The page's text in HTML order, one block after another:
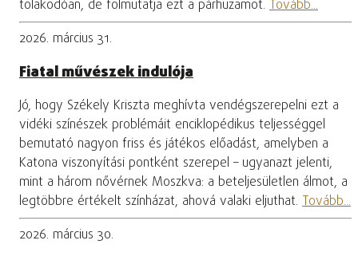
tolakodóan, de fölmutatja ezt a párhuzamot. Tovább...
2026. március 31.
Fiatal művészek indulója
Jó, hogy Székely Kriszta meghívta vendégszerepelni ezt a
vidéki színészek problémáit enciklopédikus teljességgel
bemutató nagyon friss és játékos előadást, amelyben a
Katona viszonyítási pontként szerepel – ugyanazt jelenti,
mint a három nővérnek Moszkva: a beteljesületlen álmot, a
legtöbbre értékelt színházat, ahová valaki eljuthat. Tovább...
2026. március 30.